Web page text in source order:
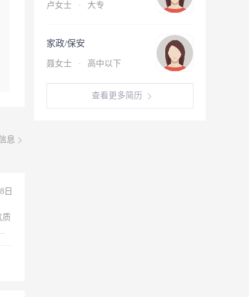
息
日
质
卢女士 · 大专
家政/保安
聂女士 · 高中以下
查看更多简历